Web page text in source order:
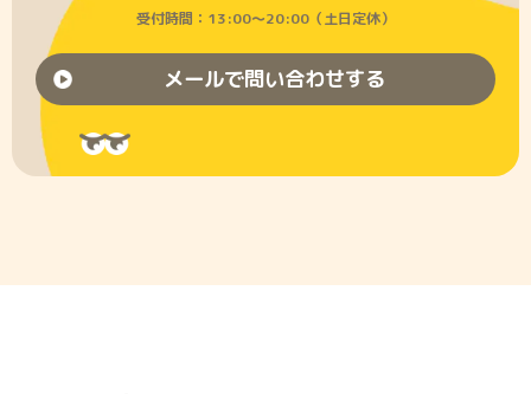
受付時間：13:00〜20:00（土日定休）
メールで問い合わせする